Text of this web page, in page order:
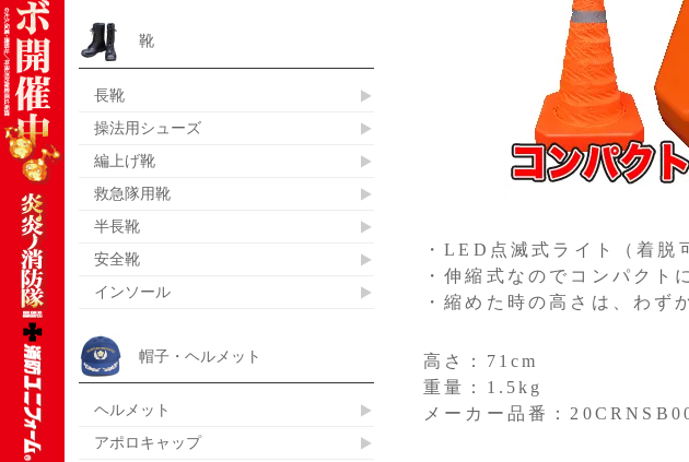
・LED点滅式ライト（着脱
・伸縮式なのでコンパクト
・縮めた時の高さは、わず
高さ：71cm
重量：1.5kg
メーカー品番：
靴
長靴
操法用シューズ
編上げ靴
救急隊用靴
半長靴
安全靴
インソール
帽子・ヘルメット
ヘルメット
アポロキャップ